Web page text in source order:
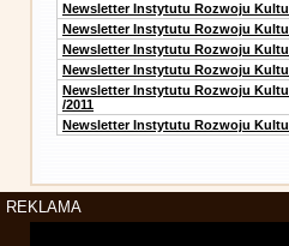
Newsletter Instytutu Rozwoju
Newsletter Instytutu Rozwoju
Newsletter Instytutu Rozwoju
Newsletter Instytutu Rozwoju
Newsletter Instytutu Rozwoju
/2011
Newsletter Instytutu Rozwoju
REKLAMA